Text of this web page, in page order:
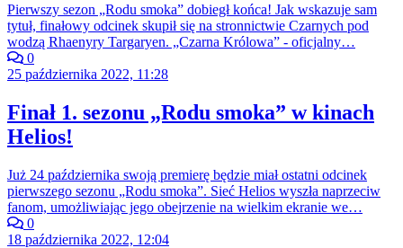
Pierwszy sezon „Rodu smoka” dobiegł końca! Jak wskazuje sam
tytuł, finałowy odcinek skupił się na stronnictwie Czarnych pod
wodzą Rhaenyry Targaryen. „Czarna Królowa” - oficjalny…
0
25 października 2022, 11:28
Finał 1. sezonu „Rodu smoka” w kinach
Helios!
Już 24 października swoją premierę będzie miał ostatni odcinek
pierwszego sezonu „Rodu smoka”. Sieć Helios wyszła naprzeciw
fanom, umożliwiając jego obejrzenie na wielkim ekranie we…
0
18 października 2022, 12:04